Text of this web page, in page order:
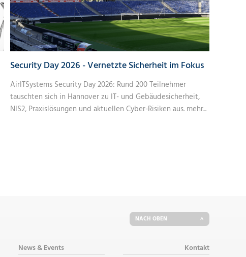
Security Day 2026 - Vernetzte Sicherheit im Fokus
AirITSystems Security Day 2026: Rund 200 Teilnehmer
tauschten sich in Hannover zu IT- und Gebäudesicherheit,
NIS2, Praxislösungen und aktuellen Cyber-Risiken aus. mehr...
NACH OBEN
News & Events
Kontakt